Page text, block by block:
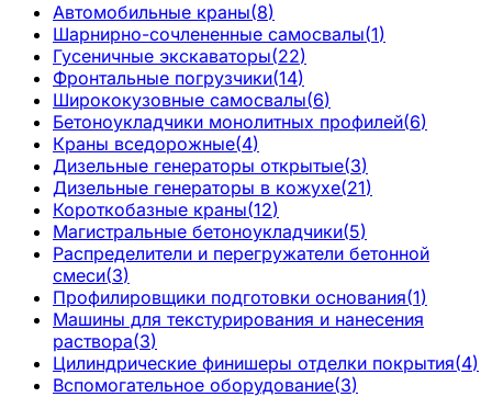
Автомобильные краны(8)
Шарнирно-сочлененные самосвалы(1)
Гусеничные экскаваторы(22)
Фронтальные погрузчики(14)
Ширококузовные самосвалы(6)
Бетоноукладчики монолитных профилей(6)
Краны вседорожные(4)
Дизельные генераторы открытые(3)
Дизельные генераторы в кожухе(21)
Короткобазные краны(12)
Магистральные бетоноукладчики(5)
Распределители и перегружатели бетонной
смеси(3)
Профилировщики подготовки основания(1)
Машины для текстурирования и нанесения
раствора(3)
Цилиндрические финишеры отделки покрытия(4)
Вспомогательное оборудование(3)